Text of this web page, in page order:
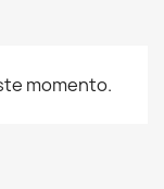
momento.